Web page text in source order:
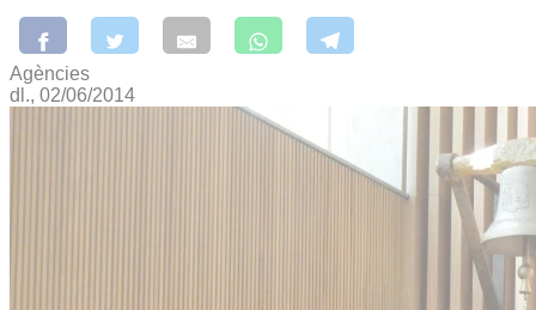
Agències
dl., 02/06/2014